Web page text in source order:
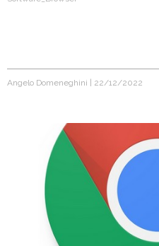
Angelo Domeneghini
22/12/2022